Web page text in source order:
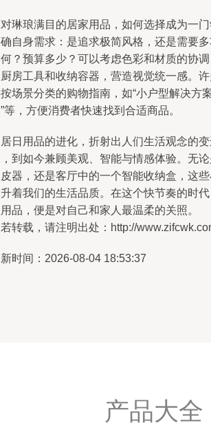
琳琅满目的居家用品，如何选择成为一
自身需求：是追求极简风格，还是需要
？预算多少？可以考虑色彩和材质的协
房工具和收纳容器，营造视觉统一感。
场景分类的购物指南，如“小户型解决方
等，方便消费者快速找到合适商品。
日用品的进化，折射出人们生活观念的
到如今兼顾美观、智能与情感体验。无
器，还是客厅中的一个智能收纳盒，这
着我们的生活品质。在这个快节奏的时
品，便是对自己和家人最温柔的关照。
转载，请注明出处：http://
时间：2026-08-04 18:53:37
产品大全